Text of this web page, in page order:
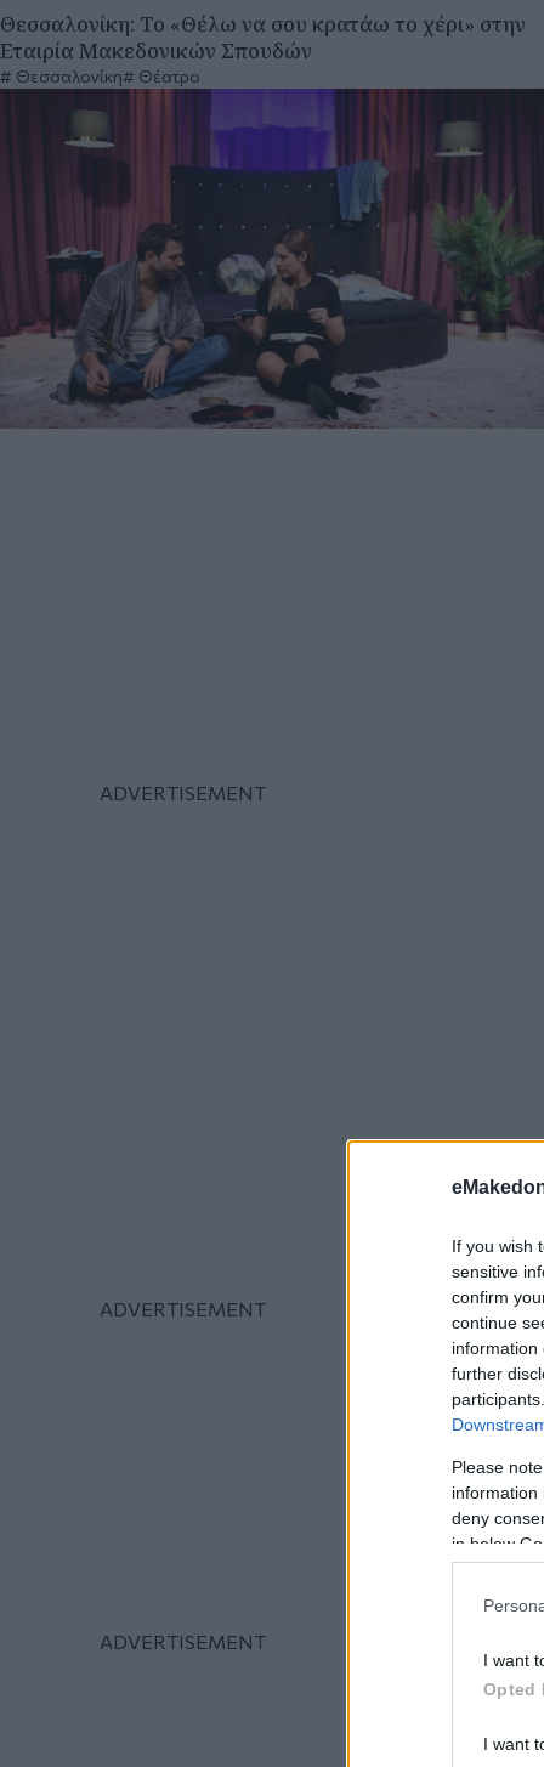
If you wish
sensitive
confirm
continue
information
further
Please
information
deny
in below
I want
Opted
I want
Θεσσαλονίκη: Το «Θέλω να σου κρατάω το χέρι» στην
Εταιρία Μακεδονικών Σπουδών
Θεσσαλονίκη Θέατρο